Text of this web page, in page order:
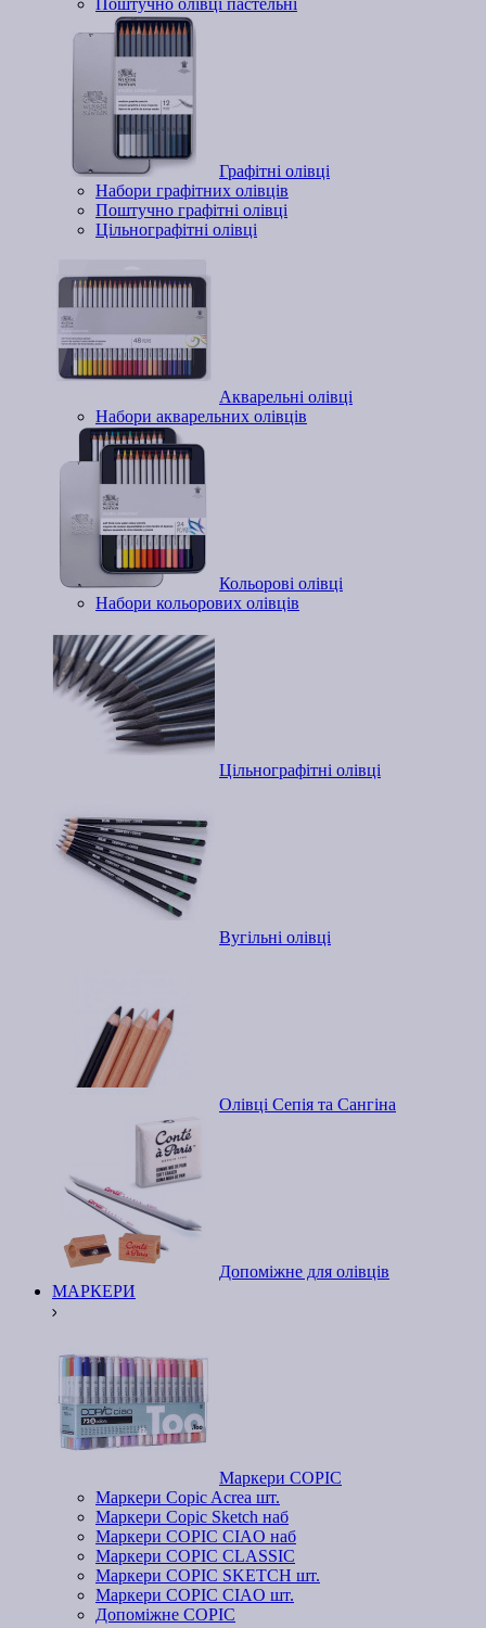
Поштучно олівці пастельні
Графітні олівці
Набори графітних олівців
Поштучно графітні олівці
Цільнографітні олівці
Акварельні олівці
Набори акварельних олівців
Кольорові олівці
Набори кольорових олівців
Цільнографітні олівці
Вугільні олівці
Олівці Сепія та Сангіна
Допоміжне для олівців
МАРКЕРИ
Маркери COPIC
Маркери Copic Acrea шт.
Маркери Copic Sketch наб
Маркери COPIC CIAO наб
Маркери COPIC CLASSIC
Маркери COPIC SKETCH шт.
Маркери COPIC CIAO шт.
Допоміжне COPIC